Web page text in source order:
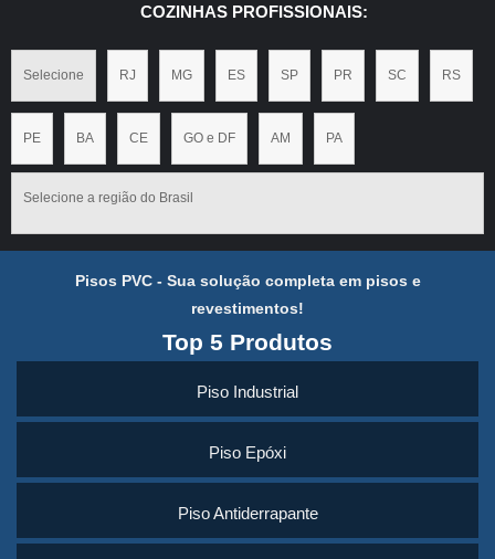
COZINHAS PROFISSIONAIS:
Selecione RJ MG ES SP PR SC RS
PE BA CE GO e DF AM PA
Selecione a região do Brasil
Pisos PVC - Sua solução completa em pisos e
revestimentos!
Top 5 Produtos
Piso Industrial
Piso Epóxi
Piso Antiderrapante